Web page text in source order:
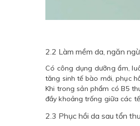
2.2 Làm mềm da, ngăn
Có công dụng dưỡng ẩm,
tăng sinh tế bào mới, phục
Khi trong sản phẩm có B5
đầy khoảng trống giữa các
2.3 Phục hồi da sau tổn